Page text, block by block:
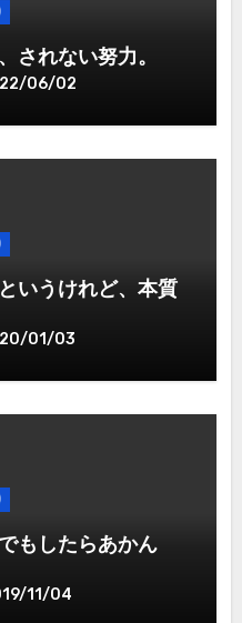
されない努力。
06/02
いうけれど、本質
01/03
もしたらあかん
11/04